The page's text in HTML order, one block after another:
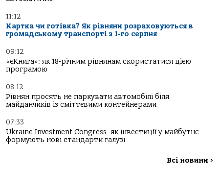
11:12
Картка чи готівка? Як рівняни розраховуються в
громадському транспорті з 1-го серпня
09:12
«єКнига»: як 18-річним рівнянам скористатися цією
програмою
08:12
Рівнян просять не паркувати автомобілі біля
майданчиків із сміттєвими контейнерами
07:33
Ukraine Investment Congress: як інвестиції у майбутнє
формують нові стандарти галузі
Всі новини >